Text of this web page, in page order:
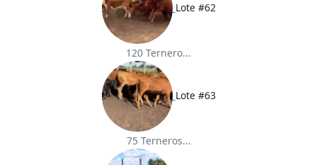
Lote #62
120 Ternero...
Lote #63
75 Terneros...